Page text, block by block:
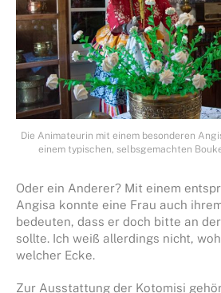
Die Animateurin mit einem besonderen
einem typischen, selbsgemachten
Oder ein Anderer? Mit einem
Angisa konnte eine Frau auch
bedeuten, dass er doch bitte an
sollte. Ich weiß allerdings nicht,
welcher Ecke.
Zur Ausstattung der Kotomisi